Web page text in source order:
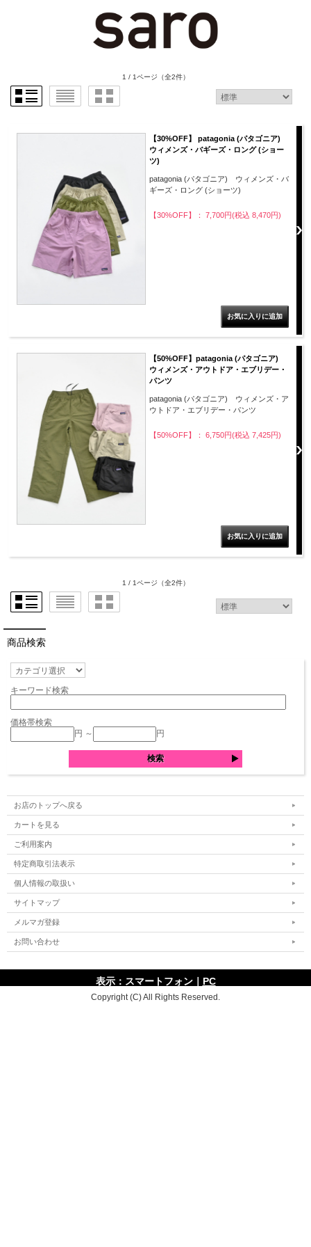
1 / 1ページ （全2件）
【30%OFF】 patagonia (パタゴニア)
ウィメンズ・バギーズ・ロング (ショー
ツ)
patagonia (パタゴニア) ウィメンズ・バ
ギーズ・ロング (ショーツ)
【30%OFF】： 7,700円(税込 8,470円)
【50%OFF】patagonia (パタゴニア)
ウィメンズ・アウトドア・エブリデー・
パンツ
patagonia (パタゴニア) ウィメンズ・ア
ウトドア・エブリデー・パンツ
【50%OFF】： 6,750円(税込 7,425円)
1 / 1ページ （全2件）
商品検索
キーワード検索
価格帯検索
円 ～
円
お店のトップへ戻る
カートを見る
ご利用案内
特定商取引法表示
個人情報の取扱い
サイトマップ
メルマガ登録
お問い合わせ
表示：スマートフォン｜ PC
Copyright (C) All Rights Reserved.